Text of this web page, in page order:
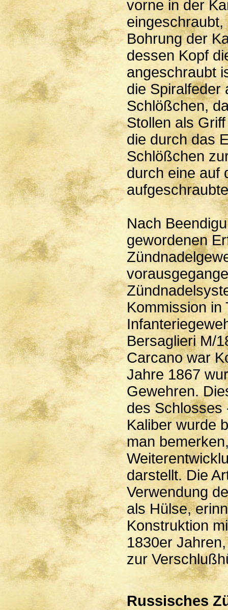
vorne in der
Bohrung der
dessen Kopf
angeschraubt
die Spiralfeder
Schlößchen,
Stollen als
die durch das
Schlößchen
durch eine auf
Nach
gewordenen
Kommission in
Bersaglieri M/
Carcano war
Jahre 1867
Gewehren.
des Schlosses
Kaliber wurde
man
darstellt. Die
Verwendung
als Hülse,
Konstruktion
1830er
zur
Russisches